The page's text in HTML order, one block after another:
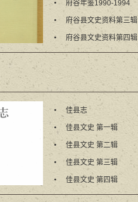
府谷年鉴1990-1994
府谷县文史资料第三辑
府谷县文史资料第四辑
佳县志
佳县文史 第一辑
佳县文史 第二辑
佳县文史 第三辑
佳县文史 第四辑